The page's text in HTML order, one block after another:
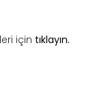
için tıklayın.